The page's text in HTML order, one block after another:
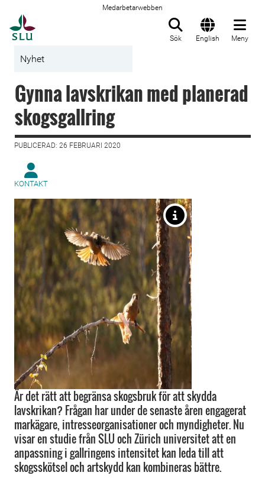
Medarbetarwebben
Sök English Meny
Nyhet
Gynna lavskrikan med planerad
skogsgallring
PUBLICERAD: 26 FEBRUARI 2020
KONTAKT
Är det rätt att begränsa skogsbruk för att skydda
lavskrikan? Frågan har under de senaste åren engagerat
markägare, intresseorganisationer och myndigheter. Nu
visar en studie från SLU och Zürich universitet att en
anpassning i gallringens intensitet kan leda till att
skogsskötsel och artskydd kan kombineras bättre.